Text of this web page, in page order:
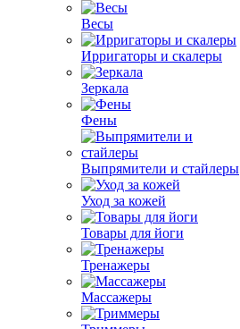
Весы
Ирригаторы и скалеры
Зеркала
Фены
Выпрямители и стайлеры
Уход за кожей
Товары для йоги
Тренажеры
Массажеры